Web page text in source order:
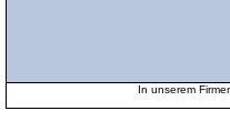
In unserem